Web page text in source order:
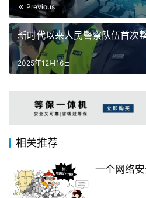
Previous
新时代以来人民警察队伍首次
2025年12月16日
相关推荐
一个网络